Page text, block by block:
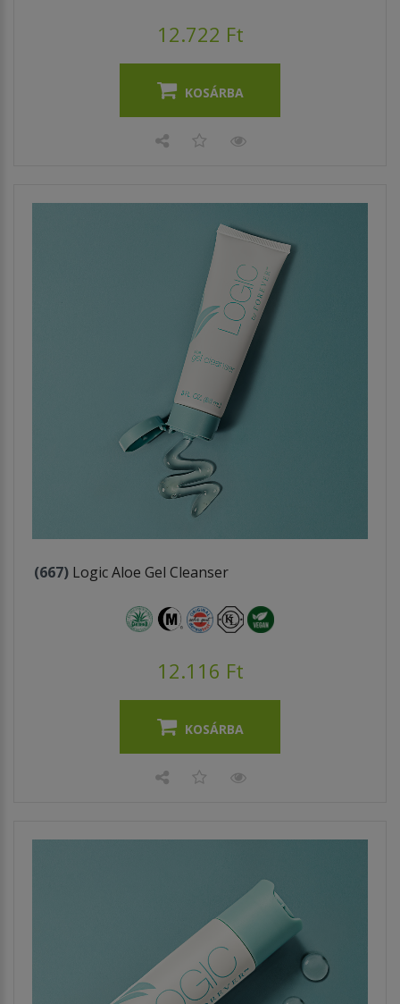
12.722 Ft
KOSÁRBA
(667) Logic Aloe Gel Cleanser
12.116 Ft
KOSÁRBA